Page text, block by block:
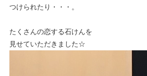
つけられたり・・・。
たくさんの恋する石けんを
見せていただきました☆